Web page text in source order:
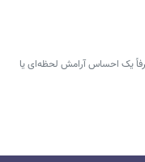
یک احساس آرامش لحظه‌ای یا